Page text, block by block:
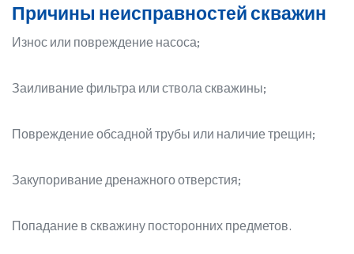
Причины неисправностей скважин
Износ или повреждение насоса;
Заиливание фильтра или ствола скважины;
Повреждение обсадной трубы или наличие трещин;
Закупоривание дренажного отверстия;
Попадание в скважину посторонних предметов.